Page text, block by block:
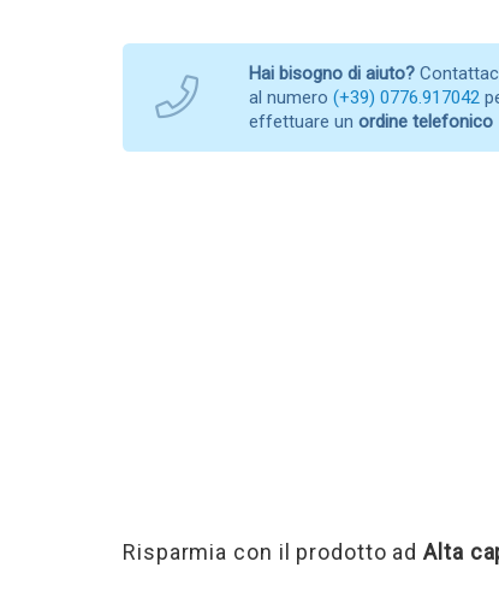
Hai bisogno di aiuto?
al numero (+39) 0776.917042
effettuare un ordine telefonico
Risparmia con il prodotto adAlta